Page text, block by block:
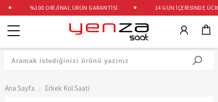
%100 ORİJİNAL ÜRÜN GARANTİSİ 14 GÜN İÇERİSİNDE
Kategoriler
Ana Sayfa Erkek Kol Saati